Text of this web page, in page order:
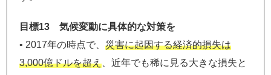
目標13 気候変動に具体的な対策を
• 2017年の時点で、 災害に起因する経済的損失は
3,000億ドルを超え 、近年でも稀に見る大きな損失と